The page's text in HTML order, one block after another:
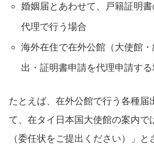
婚姻届とあわせて、戸籍証明
代理で行う場合
海外在住で在外公館（大使館
出・証明書申請を代理申請する
たとえば、在外公館で行う各種届
て、在タイ日本国大使館の案内で
（委任状をご提出ください）」と